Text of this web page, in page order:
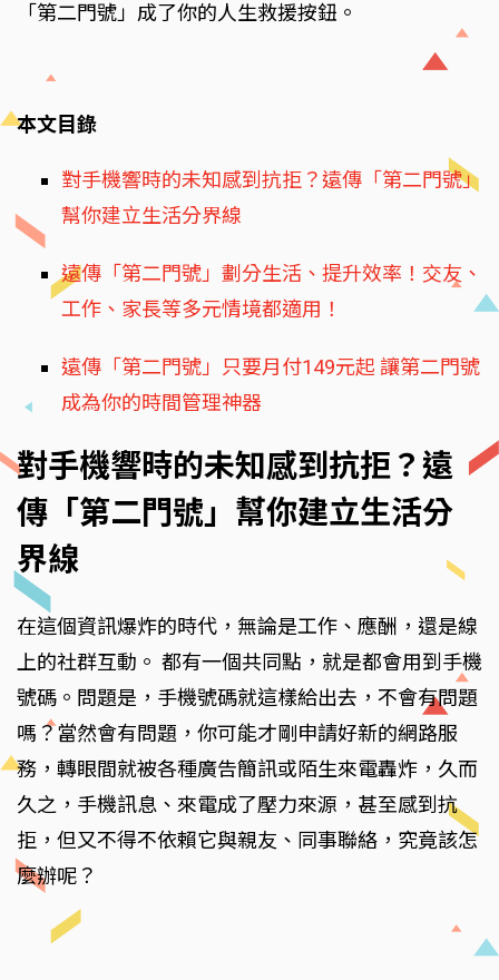
「第二門號」成了你的人生救援按鈕。
本文目錄
對手機響時的未知感到抗拒？遠傳「第二門號」
幫你建立生活分界線
遠傳「第二門號」劃分生活、提升效率！交友、
工作、家長等多元情境都適用！
遠傳「第二門號」只要月付149元起 讓第二門號
成為你的時間管理神器
對手機響時的未知感到抗拒？遠
傳「第二門號」幫你建立生活分
界線
在這個資訊爆炸的時代，無論是工作、應酬，還是線
上的社群互動。 都有一個共同點，就是都會用到手機
號碼。問題是，手機號碼就這樣給出去，不會有問題
嗎？當然會有問題，你可能才剛申請好新的網路服
務，轉眼間就被各種廣告簡訊或陌生來電轟炸，久而
久之，手機訊息、來電成了壓力來源，甚至感到抗
拒，但又不得不依賴它與親友、同事聯絡，究竟該怎
麼辦呢？